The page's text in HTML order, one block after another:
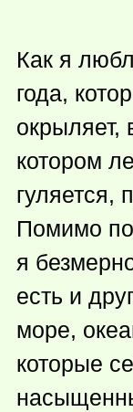
Как я
года,
окрыляет,
котором
гуляется,
Помимо
я
есть и
море,
которые